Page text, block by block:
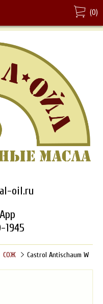
(0)
oil.ru
СОЖ Castrol Antischaum W